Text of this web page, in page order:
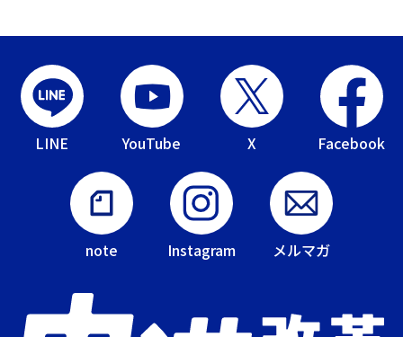
LINE YouTube X Facebook
note Instagram メルマガ